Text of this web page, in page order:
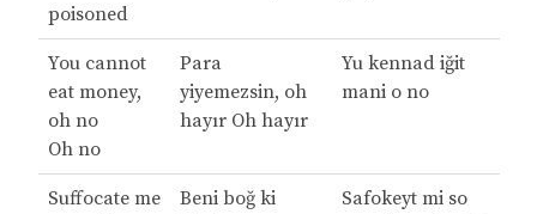
poisoned
You cannot
eat money,
oh no
Oh no
Para
yiyemezsin, oh
hayır Oh hayır
Yu kennad iğit
mani o no
Suffocate me
Beni boğ ki
Safokeyt mi so